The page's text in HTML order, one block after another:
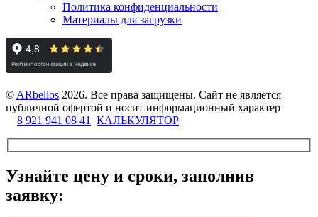
Политика конфиденциальности
Материалы для загрузки
© ARbellos 2026. Все права защищены. Сайт не является
публичной офертой и носит информационный характер
8 921 941 08 41
КАЛЬКУЛЯТОР
Узнайте цену и сроки, заполнив
заявку: